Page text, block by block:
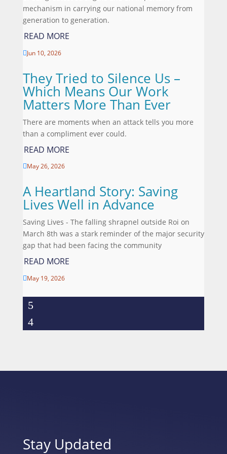
mechanism in carrying our national memory from
generation to generation.
READ MORE
Jun 10, 2026
They Tried to Silence Us –
Which Means Our Work
Matters More Than Ever
There are moments when an attack tells you more
than a compliment ever could.
READ MORE
May 26, 2026
A Heartland Story: Saving
Lives Well in Advance
Saving Lives - The falling shrapnel outside Roi on
March 8th was a stark reminder of the major security
gap that had been facing the community
READ MORE
May 19, 2026
Stay Updated